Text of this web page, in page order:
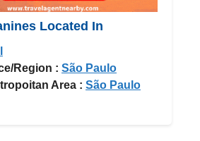
Located In
Region : São Paulo
Area : São Paulo